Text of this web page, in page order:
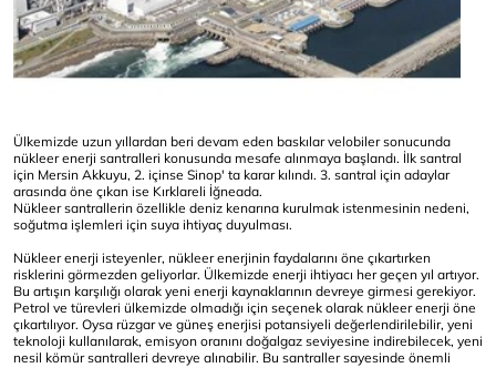
Ülkemizde uzun yıllardan beri devam eden baskılar velobiler sonucunda
nükleer enerji santralleri konusunda mesafe alınmaya başlandı. İlk santral
için Mersin Akkuyu, 2. içinse Sinop' ta karar kılındı. 3. santral için adaylar
arasında öne çıkan ise Kırklareli İğneada.
Nükleer santrallerin özellikle deniz kenarına kurulmak istenmesinin nedeni,
soğutma işlemleri için suya ihtiyaç duyulması.
Nükleer enerji isteyenler, nükleer enerjinin faydalarını öne çıkartırken
risklerini görmezden geliyorlar. Ülkemizde enerji ihtiyacı her geçen yıl artıyor.
Bu artışın karşılığı olarak yeni enerji kaynaklarının devreye girmesi gerekiyor.
Petrol ve türevleri ülkemizde olmadığı için seçenek olarak nükleer enerji öne
çıkartılıyor. Oysa rüzgar ve güneş enerjisi potansiyeli değerlendirilebilir, yeni
teknoloji kullanılarak, emisyon oranını doğalgaz seviyesine indirebilecek, yeni
nesil kömür santralleri devreye alınabilir. Bu santraller sayesinde önemli